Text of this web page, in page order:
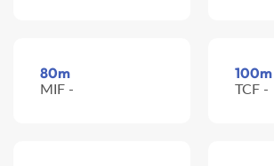
80m
MIF -
100m
TCF -